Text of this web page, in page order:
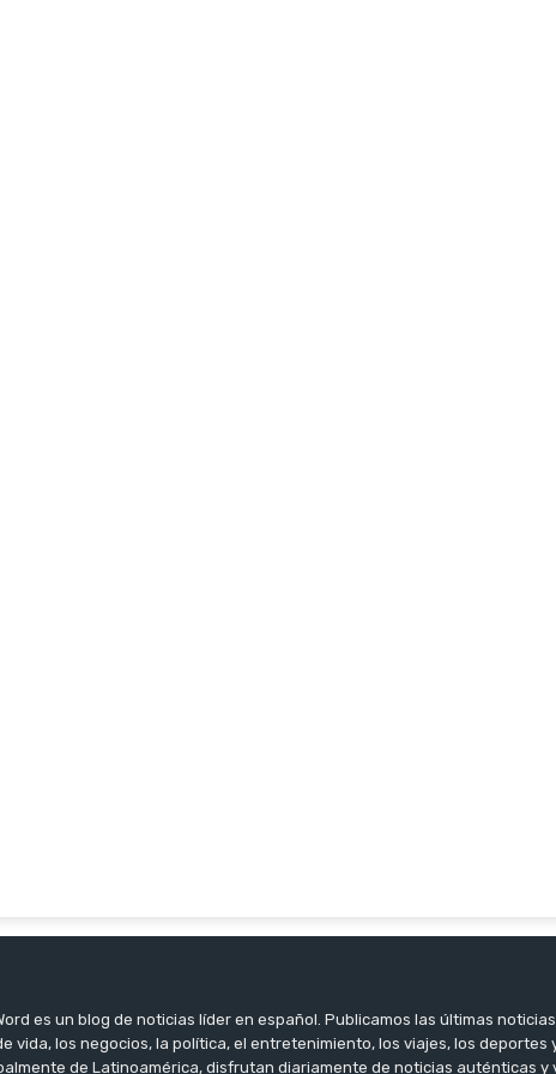
es un blog de noticias líder en español. Publicamos las últimas
vida, los negocios, la política, el entretenimiento, los viajes, los
de Latinoamérica, disfrutan diariamente de noticias auténticas y